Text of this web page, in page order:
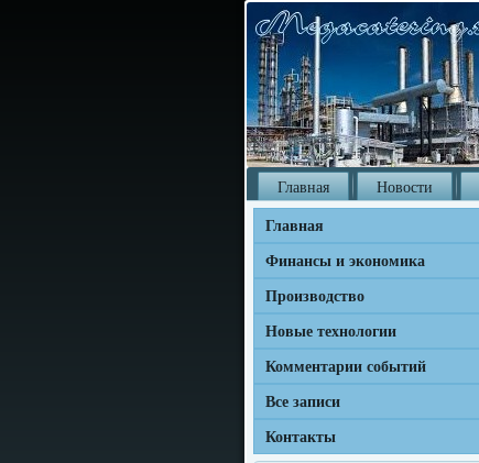
Главная Новости
Главная
Финансы и экономика
Производство
Новые технологии
Комментарии событий
Все записи
Контакты